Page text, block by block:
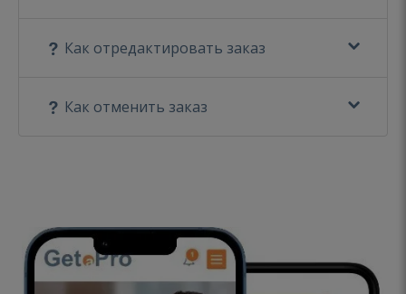
Как отредактировать заказ
Как отменить заказ